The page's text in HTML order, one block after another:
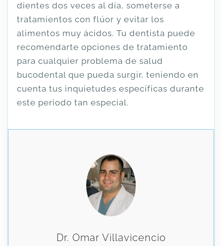
dientes dos veces al día, someterse a
tratamientos con flúor y evitar los
alimentos muy ácidos. Tu dentista puede
recomendarte opciones de tratamiento
para cualquier problema de salud
bucodental que pueda surgir, teniendo en
cuenta tus inquietudes específicas durante
este periodo tan especial.
Dr. Omar Villavicencio